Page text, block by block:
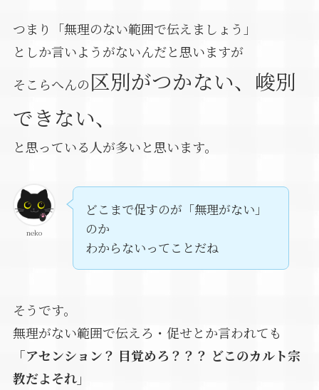
つまり「無理のない範囲で伝えましょう」
としか言いようがないんだと思いますが
そこらへんの区別がつかない、峻別
できない、
と思っている人が多いと思います。
neko
どこまで促すのが「無理がない」
のか
わからないってことだね
そうです。
無理がない範囲で伝えろ・促せとか言われても
「アセンション？ 目覚めろ？？？ どこのカルト宗
教だよそれ」